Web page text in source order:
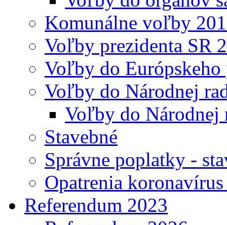
Komunálne voľby
Voľby prezidenta SR
Voľby do Európskeho
Voľby do Národnej
Voľby do Národnej
Stavebné
Správne poplatky -
Opatrenia
Referendum 2023